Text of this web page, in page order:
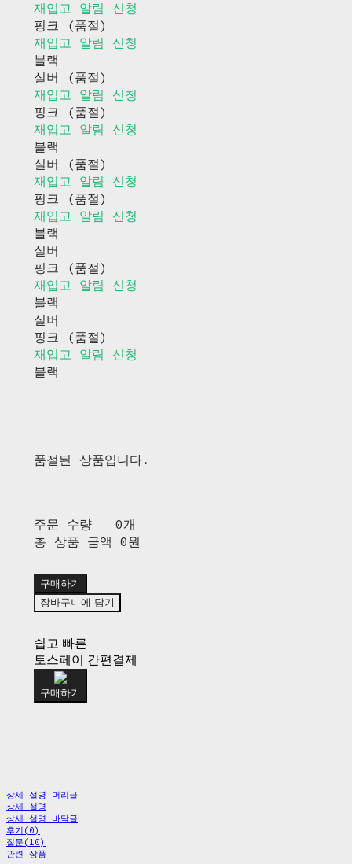
재입고 알림 신청
핑크 (품절)
재입고 알림 신청
블랙
실버 (품절)
재입고 알림 신청
핑크 (품절)
재입고 알림 신청
블랙
실버 (품절)
재입고 알림 신청
핑크 (품절)
재입고 알림 신청
블랙
실버
핑크 (품절)
재입고 알림 신청
블랙
실버
핑크 (품절)
재입고 알림 신청
블랙
품절된 상품입니다.
주문 수량
0개
총 상품 금액 0원
구매하기
장바구니에 담기
쉽고 빠른
토스페이 간편결제
구매하기
상세 설명 머리글
상세 설명
상세 설명 바닥글
후기(0)
질문(10)
관련 상품